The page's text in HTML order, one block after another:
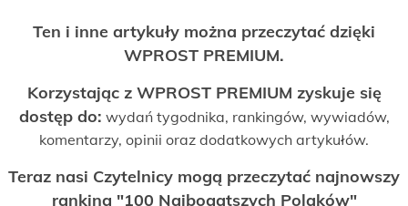
Ten i inne artykuły można przeczytać dzięki
WPROST PREMIUM.
Korzystając z WPROST PREMIUM zyskuje się
dostęp do: wydań tygodnika, rankingów, wywiadów,
komentarzy, opinii oraz dodatkowych artykułów.
Teraz nasi Czytelnicy mogą przeczytać najnowszy
ranking "100 Najbogatszych Polaków"